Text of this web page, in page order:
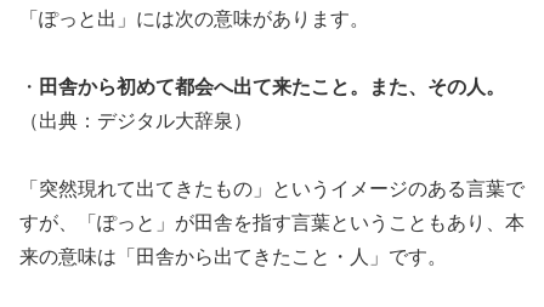
「ぽっと出」には次の意味があります。
・ 田舎から初めて都会へ出て来たこと。また、その人。
（出典：デジタル大辞泉）
「突然現れて出てきたもの」というイメージのある言葉で
すが、「ぽっと」が田舎を指す言葉ということもあり、本
来の意味は「田舎から出てきたこと・人」です。